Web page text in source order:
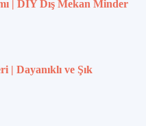
| DIY Dış Mekan Minder
| Dayanıklı ve Şık